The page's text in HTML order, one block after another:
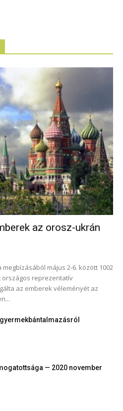
az orosz-ukrán
május 2-6. között 1002
reprezentatív
az emberek véleményét az
— 2020 november